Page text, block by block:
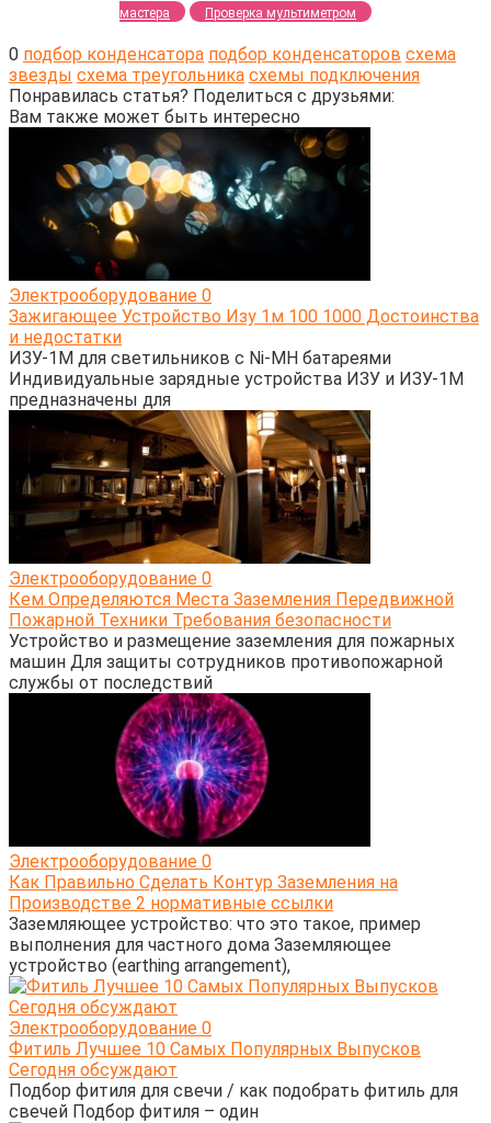
мастера Проверка мультиметром
0 подбор конденсатора подбор конденсаторов схема
звезды схема треугольника схемы подключения
Понравилась статья? Поделиться с друзьями:
Вам также может быть интересно
Электрооборудование 0
Зажигающее Устройство Изу 1м 100 1000 Достоинства
и недостатки
ИЗУ-1М для светильников с Ni-MH батареями
Индивидуальные зарядные устройства ИЗУ и ИЗУ-1М
предназначены для
Электрооборудование 0
Кем Определяются Места Заземления Передвижной
Пожарной Техники Требования безопасности
Устройство и размещение заземления для пожарных
машин Для защиты сотрудников противопожарной
службы от последствий
Электрооборудование 0
Как Правильно Сделать Контур Заземления на
Производстве 2 нормативные ссылки
Заземляющее устройство: что это такое, пример
выполнения для частного дома Заземляющее
устройство (earthing arrangement),
Электрооборудование 0
Фитиль Лучшее 10 Самых Популярных Выпусков
Сегодня обсуждают
Подбор фитиля для свечи / как подобрать фитиль для
свечей Подбор фитиля – один